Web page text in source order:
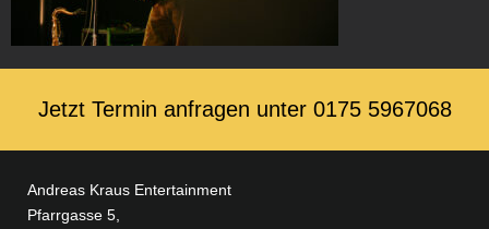
Jetzt Termin anfragen unter ‭0175 5967068‬
Andreas Kraus Entertainment
Pfarrgasse 5,